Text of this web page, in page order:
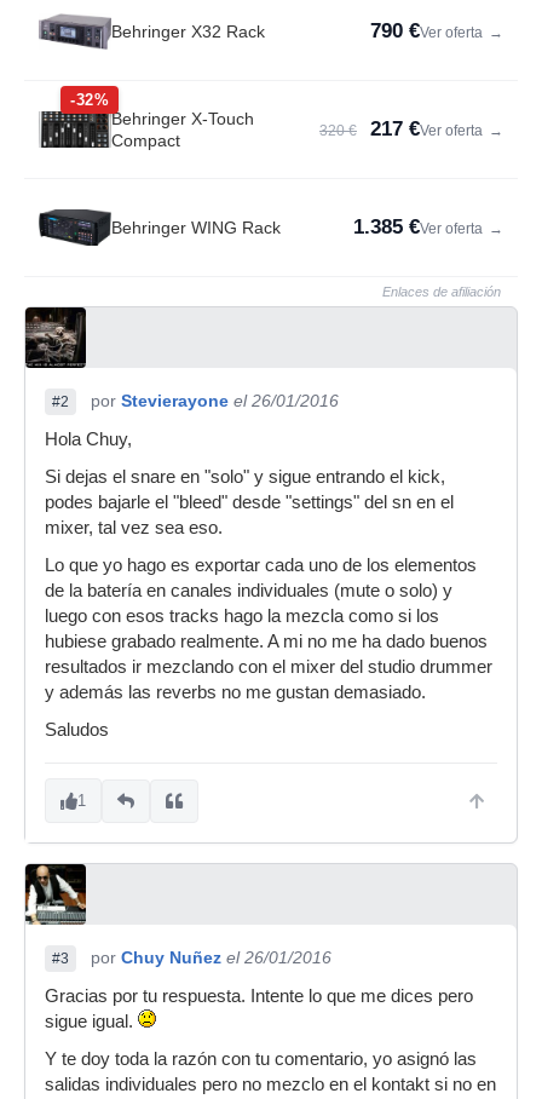
Behringer X32 Rack 790 €Ver oferta →
-32%
Behringer X-Touch
Compact
320 € 217 €Ver oferta →
Behringer WING Rack 1.385 €Ver oferta →
Enlaces de afiliación
#2 por Stevierayone el 26/01/2016
Hola Chuy,
Si dejas el snare en "solo" y sigue entrando el kick,
podes bajarle el "bleed" desde "settings" del sn en el
mixer, tal vez sea eso.
Lo que yo hago es exportar cada uno de los elementos
de la batería en canales individuales (mute o solo) y
luego con esos tracks hago la mezcla como si los
hubiese grabado realmente. A mi no me ha dado buenos
resultados ir mezclando con el mixer del studio drummer
y además las reverbs no me gustan demasiado.
Saludos
1
#3 por Chuy Nuñez el 26/01/2016
Gracias por tu respuesta. Intente lo que me dices pero
sigue igual.
Y te doy toda la razón con tu comentario, yo asignó las
salidas individuales pero no mezclo en el kontakt si no en